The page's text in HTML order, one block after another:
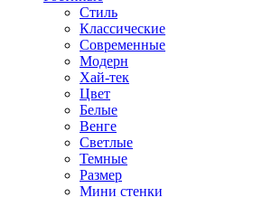
Стиль
Классические
Современные
Модерн
Хай-тек
Цвет
Белые
Венге
Светлые
Темные
Размер
Мини стенки